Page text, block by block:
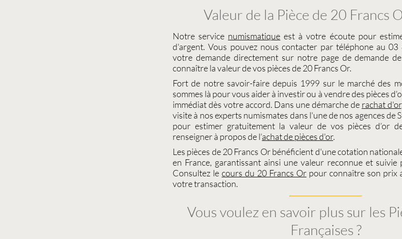
Valeur de la Pièce de 20 Francs
Notre service numismatique est à votre écoute pour
d'argent. Vous pouvez nous contacter par téléphone au
votre demande directement sur notre page de demande
connaître lavaleur de vos pièces de 20 Francs Or.
Fort de notre savoir-faire depuis 1999 sur le marché des
sommes là pour vous aider à investir ou àvendre des pièces
immédiat dès votre accord. Dans une démarche de rachat d'or
visite à nos experts numismates dans l'une de nos agences de
pour estimer gratuitement la valeur de vos pièces d’or
renseigner à propos de l’achat de pièces d'or.
Les pièces de 20 Francs Orbénéficient d'unecotation
en France, garantissant ainsi une valeur reconnue et suivie
Consultez le cours du 20 Francs Or pour connaître son prix
votre transaction.
Vous voulez en savoir plus sur les
Françaises ?